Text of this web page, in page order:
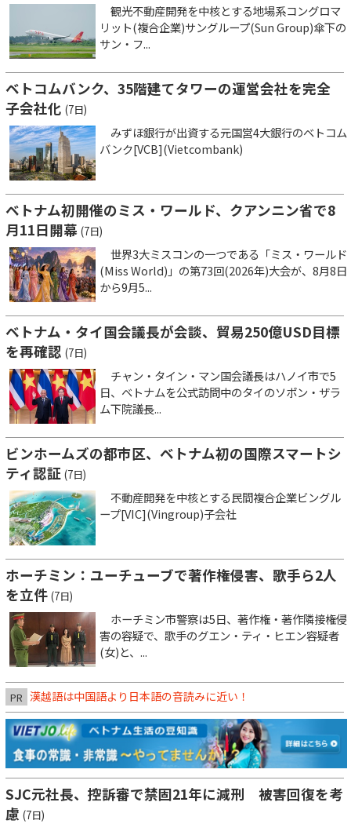
観光不動産開発を中核とする地場系コングロマ
リット(複合企業)サングループ(Sun Group)傘下の
サン・フ...
ベトコムバンク、35階建てタワーの運営会社を完全
子会社化 (7日)
みずほ銀行が出資する元国営4大銀行のベトコム
バンク[VCB](Vietcombank)
ベトナム初開催のミス・ワールド、クアンニン省で8
月11日開幕 (7日)
世界3大ミスコンの一つである「ミス・ワールド
(Miss World)」の第73回(2026年)大会が、8月8日
から9月5...
ベトナム・タイ国会議長が会談、貿易250億USD目標
を再確認 (7日)
チャン・タイン・マン国会議長はハノイ市で5
日、ベトナムを公式訪問中のタイのソポン・ザラ
ム下院議長...
ビンホームズの都市区、ベトナム初の国際スマートシ
ティ認証 (7日)
不動産開発を中核とする民間複合企業ビングル
ープ[VIC](Vingroup)子会社
ホーチミン：ユーチューブで著作権侵害、歌手ら2人
を立件 (7日)
ホーチミン市警察は5日、著作権・著作隣接権侵
害の容疑で、歌手のグエン・ティ・ヒエン容疑者
(女)と、...
PR 漢越語は中国語より日本語の音読みに近い！
SJC元社長、控訴審で禁固21年に減刑 被害回復を考
慮 (7日)